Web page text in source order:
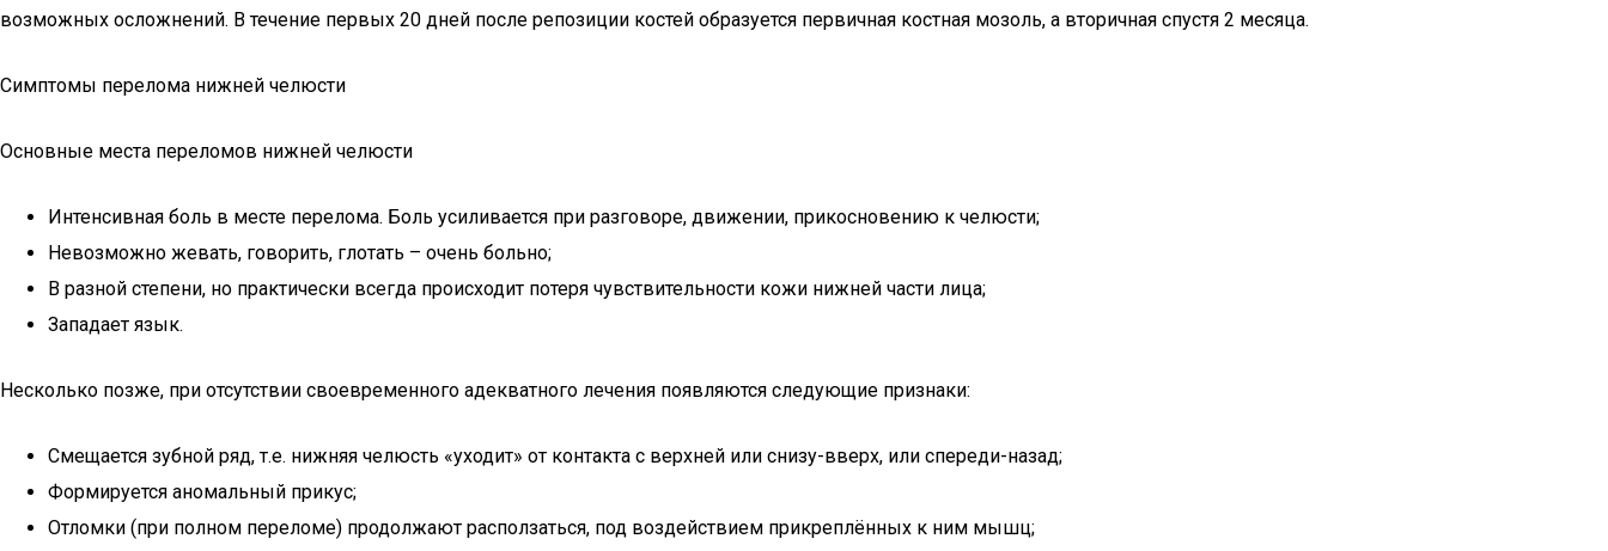
возможных осложнений. В течение первых 20 дней после репозиции костей образуется первичная костная мозоль, а вторичная спустя 2 месяца.
Симптомы перелома нижней челюсти
Основные места переломов нижней челюсти
Интенсивная боль в месте перелома. Боль усиливается при разговоре, движении, прикосновению к челюсти;
Невозможно жевать, говорить, глотать – очень больно;
В разной степени, но практически всегда происходит потеря чувствительности кожи нижней части лица;
Западает язык.
Несколько позже, при отсутствии своевременного адекватного лечения появляются следующие признаки:
Смещается зубной ряд, т.е. нижняя челюсть «уходит» от контакта с верхней или снизу-вверх, или спереди-назад;
Формируется аномальный прикус;
Отломки (при полном переломе) продолжают расползаться, под воздействием прикреплённых к ним мышц;